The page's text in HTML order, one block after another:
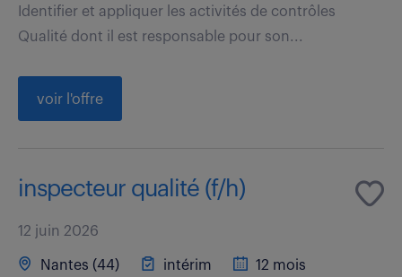
Identifier et appliquer les activités de contrôles
Qualité dont il est responsable pour son...
voir l'offre
inspecteur qualité (f/h)
12 juin 2026
Nantes (44) intérim
12 mois